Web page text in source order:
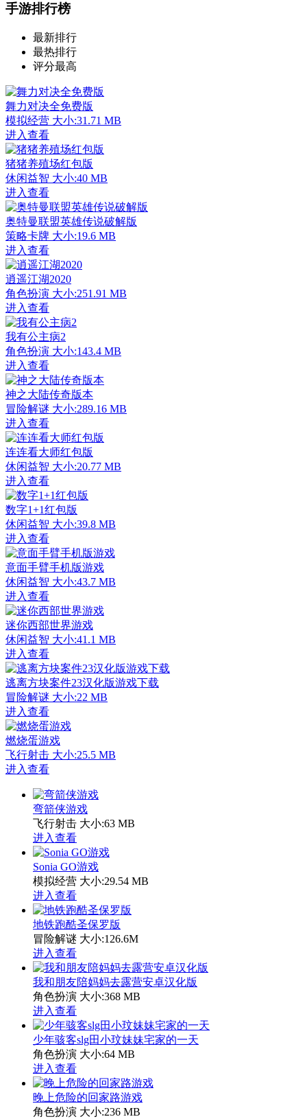
手游排行榜
最新排行
最热排行
评分最高
舞力对决全免费版
模拟经营 大小:31.71 MB
进入查看
猪猪养殖场红包版
休闲益智 大小:40 MB
进入查看
奥特曼联盟英雄传说破解版
策略卡牌 大小:19.6 MB
进入查看
逍遥江湖2020
角色扮演 大小:251.91 MB
进入查看
我有公主病2
角色扮演 大小:143.4 MB
进入查看
神之大陆传奇版本
冒险解谜 大小:289.16 MB
进入查看
连连看大师红包版
休闲益智 大小:20.77 MB
进入查看
数字1+1红包版
休闲益智 大小:39.8 MB
进入查看
意面手臂手机版游戏
休闲益智 大小:43.7 MB
进入查看
迷你西部世界游戏
休闲益智 大小:41.1 MB
进入查看
逃离方块案件23汉化版游戏下载
冒险解谜 大小:22 MB
进入查看
燃烧蛋游戏
飞行射击 大小:25.5 MB
进入查看
弯箭侠游戏
飞行射击 大小:63 MB
进入查看
Sonia GO游戏
模拟经营 大小:29.54 MB
进入查看
地铁跑酷圣保罗版
冒险解谜 大小:126.6M
进入查看
我和朋友陪妈妈去露营安卓汉化版
角色扮演 大小:368 MB
进入查看
少年骇客slg田小玟妹妹宅家的一天
角色扮演 大小:64 MB
进入查看
晚上危险的回家路游戏
角色扮演 大小:236 MB